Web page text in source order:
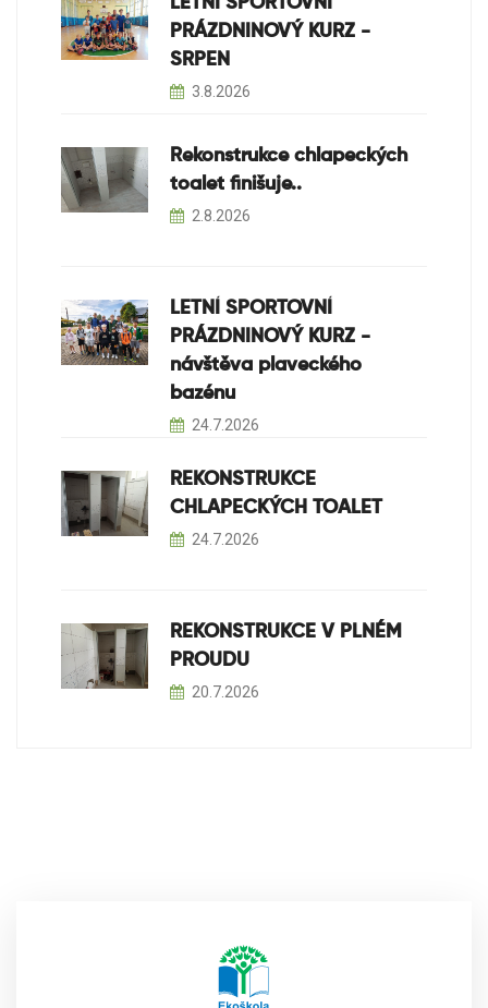
PRÁZDNINOVÝ KURZ -
SRPEN
3.8.2026
Rekonstrukce chlapeckých
toalet finišuje..
2.8.2026
LETNÍ SPORTOVNÍ
PRÁZDNINOVÝ KURZ -
návštěva plaveckého
bazénu
24.7.2026
REKONSTRUKCE
CHLAPECKÝCH TOALET
24.7.2026
REKONSTRUKCE V PLNÉM
PROUDU
20.7.2026